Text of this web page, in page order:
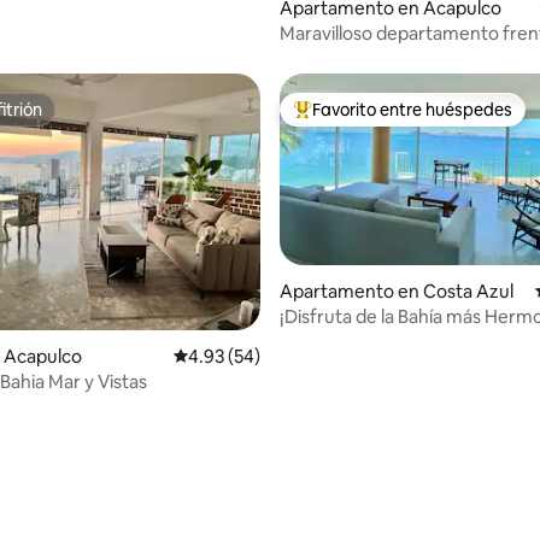
Apartamento en Acapulco
Maravilloso departamento
de 5, 13 reseñas
Calificación promedio: 4.93 de 5, 54 reseñas
4.93 (54)
Mar y Vistas
Favorito entre huéspedes
Favorito entre huéspedes
Apartamento en Costa Azul
¡Disfruta de la Bahía más